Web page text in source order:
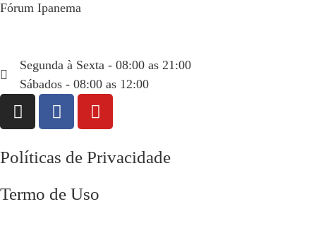
Fórum Ipanema
Segunda à Sexta - 08:00 as 21:00
Sábados - 08:00 as 12:00
Políticas de Privacidade
Termo de Uso